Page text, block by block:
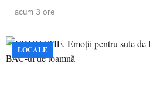
acum 3 ore
LOCALE